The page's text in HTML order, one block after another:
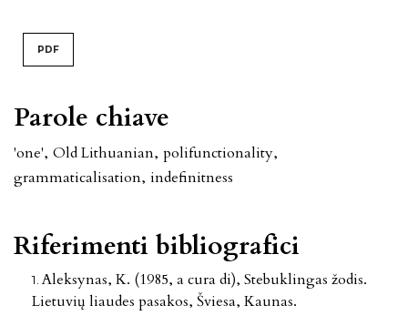
Parole chiave
'one', Old Lithuanian, polifunctionality,
grammaticalisation, indefinitness
PDF
Riferimenti bibliografici
Aleksynas, K. (1985, a cura di), Stebuklingas žodis.
Lietuvių liaudes pasakos, Šviesa, Kaunas.